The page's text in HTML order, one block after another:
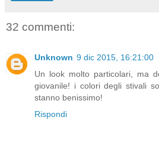
32 commenti:
Unknown 9 dic 2015, 16:21:00
Un look molto particolari, ma
giovanile! i colori degli stivali
stanno benissimo!
Rispondi